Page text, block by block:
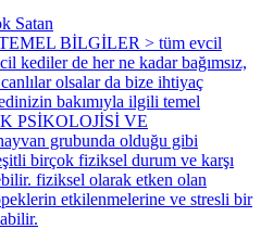
Satan
BİLGİLER > tüm evcil
kediler de her ne kadar bağımsız,
olsalar da bize ihtiyaç
bakımıyla ilgili temel
PSİKOLOJİSİ VE
grubunda olduğu gibi
birçok fiziksel durum ve karşı
fiziksel olarak etken olan
etkilenmelerine ve stresli bir